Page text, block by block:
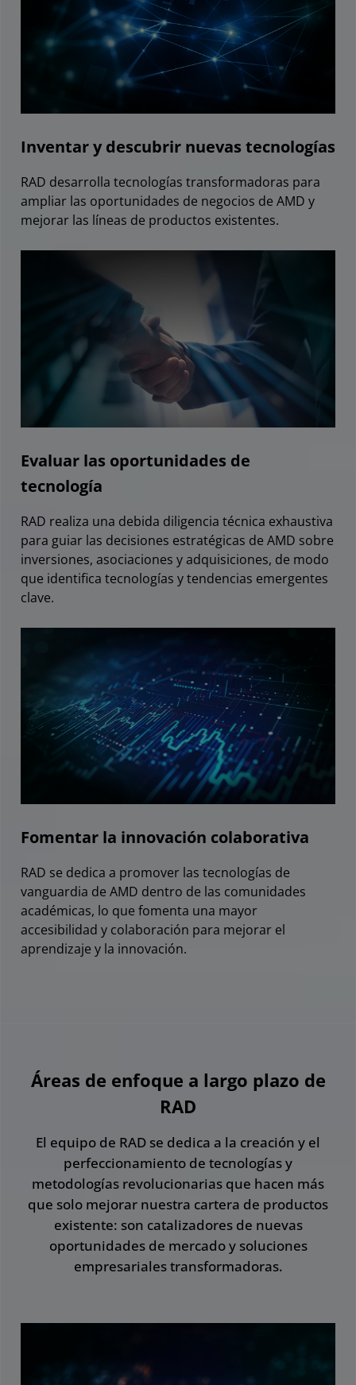
Inventar y descubrir nuevas tecnologías
RAD desarrolla tecnologías transformadoras para
ampliar las oportunidades de negocios de AMD y
mejorar las líneas de productos existentes.
Evaluar las oportunidades de
tecnología
RAD realiza una debida diligencia técnica exhaustiva
para guiar las decisiones estratégicas de AMD sobre
inversiones, asociaciones y adquisiciones, de modo
que identifica tecnologías y tendencias emergentes
clave.
Fomentar la innovación colaborativa
RAD se dedica a promover las tecnologías de
vanguardia de AMD dentro de las comunidades
académicas, lo que fomenta una mayor
accesibilidad y colaboración para mejorar el
aprendizaje y la innovación.
Áreas de enfoque a largo plazo de
RAD
El equipo de RAD se dedica a la creación y el
perfeccionamiento de tecnologías y
metodologías revolucionarias que hacen más
que solo mejorar nuestra cartera de productos
existente: son catalizadores de nuevas
oportunidades de mercado y soluciones
empresariales transformadoras.